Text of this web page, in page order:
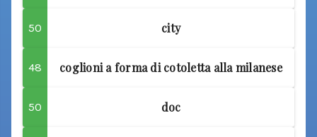
50 city
48 coglioni a forma di cotoletta alla milanese
50 doc